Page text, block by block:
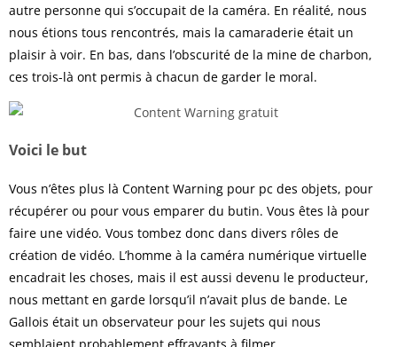
autre personne qui s’occupait de la caméra. En réalité, nous
nous étions tous rencontrés, mais la camaraderie était un
plaisir à voir. En bas, dans l’obscurité de la mine de charbon,
ces trois-là ont permis à chacun de garder le moral.
Voici le but
Vous n’êtes plus là Content Warning pour pc des objets, pour
récupérer ou pour vous emparer du butin. Vous êtes là pour
faire une vidéo. Vous tombez donc dans divers rôles de
création de vidéo. L’homme à la caméra numérique virtuelle
encadrait les choses, mais il est aussi devenu le producteur,
nous mettant en garde lorsqu’il n’avait plus de bande. Le
Gallois était un observateur pour les sujets qui nous
semblaient probablement effrayants à filmer.